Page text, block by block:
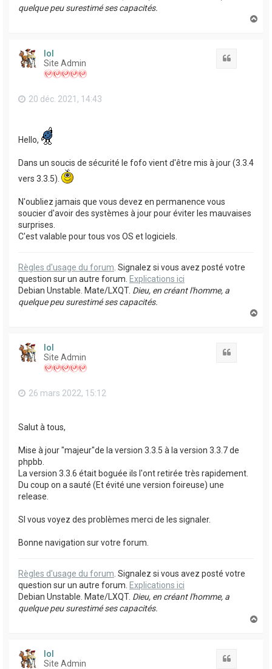
quelque peu surestimé ses capacités.
lol
Site Admin
20 déc. 2021, 14:43
Hello,
Dans un soucis de sécurité le fofo vient d'être mis à jour (3.3.4
vers 3.3.5).
N'oubliez jamais que vous devez en permanence vous
soucier d'avoir des systèmes à jour pour éviter les mauvaises
surprises.
C'est valable pour tous vos OS et logiciels.
Règles d'usage du forum. Signalez si vous avez posté votre
question sur un autre forum. Explications ici
Debian Unstable. Mate/LXQT. Dieu, en créant l'homme, a
quelque peu surestimé ses capacités.
lol
Site Admin
26 mars 2022, 15:12
Salut à tous,
Mise à jour "majeur"de la version 3.3.5 à la version 3.3.7 de
phpbb.
La version 3.3.6 était boguée ils l'ont retirée très rapidement.
Du coup on a sauté (Et évité une version foireuse) une
release.
SI vous voyez des problèmes merci de les signaler.
Bonne navigation sur votre forum.
Règles d'usage du forum . Signalez si vous avez posté votre
question sur un autre forum. Explications ici
Debian Unstable. Mate/LXQT. Dieu, en créant l'homme, a
quelque peu surestimé ses capacités.
lol
Site Admin